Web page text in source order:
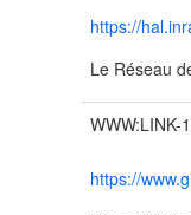
https://
Le Réseau
WWW:LINK-
https://